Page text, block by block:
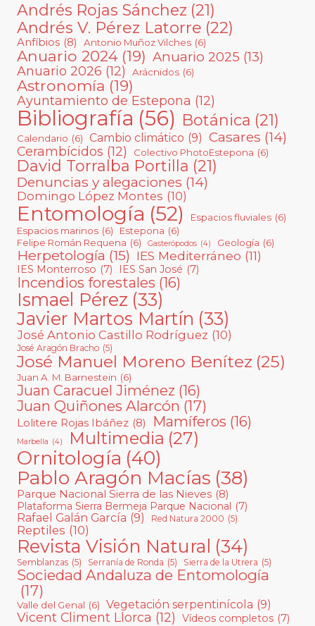
Andrés Rojas Sánchez (21)
Andrés V. Pérez Latorre (22)
Anfíbios (8) Antonio Muñoz Vilches (6)
Anuario 2024 (19) Anuario 2025 (13)
Anuario 2026 (12) Arácnidos (6)
Astronomía (19)
Ayuntamiento de Estepona (12)
Bibliografía (56) Botánica (21)
Calendario (6) Cambio climático (9) Casares (14)
Cerambícidos (12) Colectivo PhotoEstepona (6)
David Torralba Portilla (21)
Denuncias y alegaciones (14)
Domingo López Montes (10)
Entomología (52) Espacios fluviales (6)
Espacios marinos (6) Estepona (6)
Felipe Román Requena (6) Gasterópodos (4) Geología (6)
Herpetología (15) IES Mediterráneo (11)
IES Monterroso (7) IES San José (7)
Incendios forestales (16)
Ismael Pérez (33)
Javier Martos Martín (33)
José Antonio Castillo Rodríguez (10)
José Aragón Bracho (5)
José Manuel Moreno Benítez (25)
Juan A. M. Barnestein (6)
Juan Caracuel Jiménez (16)
Juan Quiñones Alarcón (17)
Lolitere Rojas Ibáñez (8) Mamíferos (16)
Marbella (4) Multimedia (27)
Ornitología (40)
Pablo Aragón Macías (38)
Parque Nacional Sierra de las Nieves (8)
Plataforma Sierra Bermeja Parque Nacional (7)
Rafael Galán García (9) Red Natura 2000 (5)
Reptiles (10)
Revista Visión Natural (34)
Semblanzas (5) Serranía de Ronda (5) Sierra de la Utrera (5)
Sociedad Andaluza de Entomología
(17)
Valle del Genal (6) Vegetación serpentinícola (9)
Vicent Climent Llorca (12) Vídeos completos (7)